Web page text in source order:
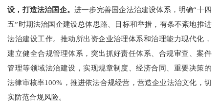
设，打造法治国企。进一步完善国企法治建设体系，明确“十四
五”时期法治国企建设总体思路、目标和举措，有条不紊地推进
法治建设工作。推动所出资企业治理体系和治理能力现代化，
建立健全合规管理体系，突出抓好责任体系、合规审查、案件
管理等领域法治建设，实现规章制度、经济合同、重要决策的
法律审核率100% ，推进依法合规经营，营造企业法治文化，切
实防范合规风险。